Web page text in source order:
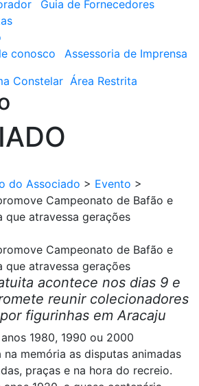
Guia de Fornecedores
conosco
Assessoria de Imprensa
Constelar Área Restrita
do Associado > Evento >
Campeonato de Bafão e
que atravessa gerações
Campeonato de Bafão e
que atravessa gerações
acontece nos dias 9 e
reunir colecionadores
figurinhas em Aracaju
1980, 1990 ou 2000
memória as disputas animadas
praças e na hora do recreio.